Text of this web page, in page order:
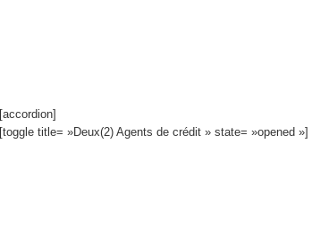
[accordion]
[toggle title= »Deux(2) Agents de crédit » state= »opened »]